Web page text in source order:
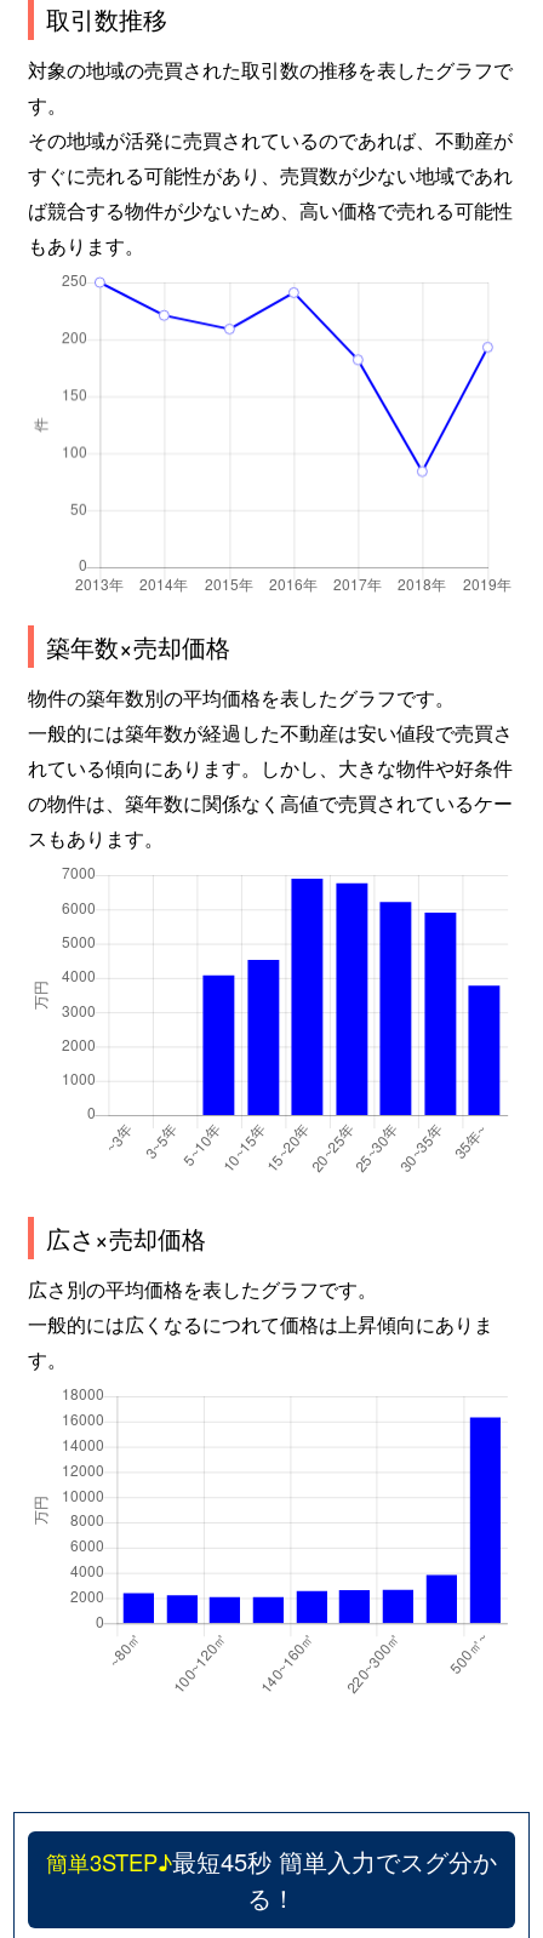
取引数推移
対象の地域の売買された取引数の推移を表したグラフで
す。
その地域が活発に売買されているのであれば、不動産が
すぐに売れる可能性があり、売買数が少ない地域であれ
ば競合する物件が少ないため、高い価格で売れる可能性
もあります。
築年数×売却価格
物件の築年数別の平均価格を表したグラフです。
一般的には築年数が経過した不動産は安い値段で売買さ
れている傾向にあります。しかし、大きな物件や好条件
の物件は、築年数に関係なく高値で売買されているケー
スもあります。
広さ×売却価格
広さ別の平均価格を表したグラフです。
一般的には広くなるにつれて価格は上昇傾向にありま
す。
簡単3STEP♪最短45秒 簡単入力でスグ分か
る！